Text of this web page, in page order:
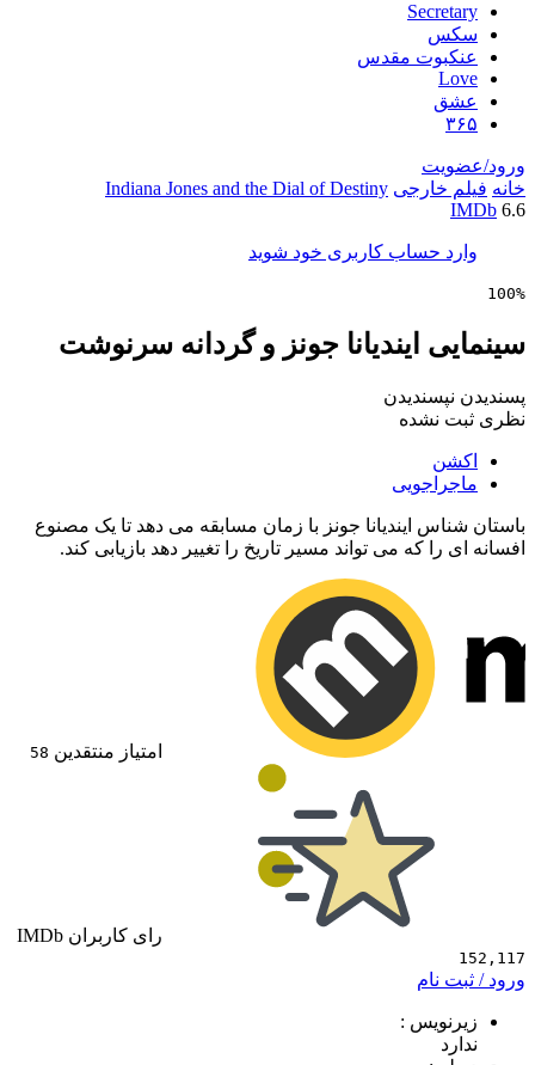
مقدس
خارجی Indiana Jones and the Dial of Destiny
حساب کاربری خود شوید
ایندیانا جونز و گردانه سرنوشت
نشده
ایندیانا جونز با زمان مسابقه می دهد تا یک مصنوع
که می تواند مسیر تاریخ را تغییر دهد بازیابی کند.
امتیاز منتقدین 58
رای کاربران IMDb
نام
: